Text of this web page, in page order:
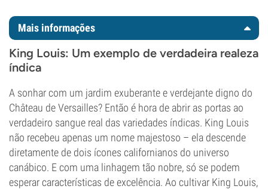
Mais informações
King Louis: Um exemplo de verdadeira realeza
índica
A sonhar com um jardim exuberante e verdejante digno do
Château de Versailles? Então é hora de abrir as portas ao
verdadeiro sangue real das variedades índicas. King Louis
não recebeu apenas um nome majestoso – ela descende
diretamente de dois ícones californianos do universo
canábico. E com uma linhagem tão nobre, só se podem
esperar características de excelência. Ao cultivar King Louis,